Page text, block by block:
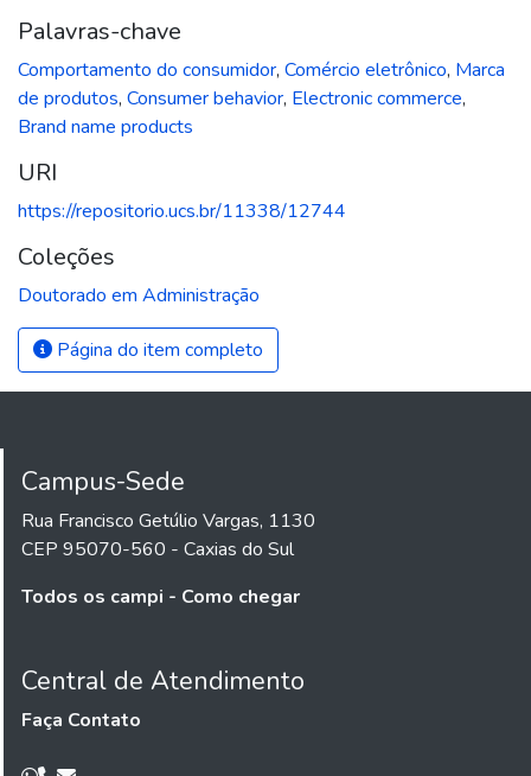
Palavras-chave
Comportamento do consumidor, Comércio eletrônico, Marca
de produtos, Consumer behavior, Electronic commerce,
Brand name products
URI
https://repositorio.ucs.br/11338/12744
Coleções
Doutorado em Administração
Página do item completo
Campus-Sede
Rua Francisco Getúlio Vargas, 1130
CEP 95070-560 - Caxias do Sul
Todos os campi - Como chegar
Central de Atendimento
Faça Contato